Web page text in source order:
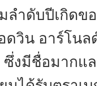
มลำดับปีเกิด
ดวิน อาร์โนล
ซึ่งมีชื่อมากแ